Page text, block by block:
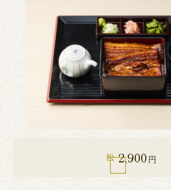
松 2,900 円